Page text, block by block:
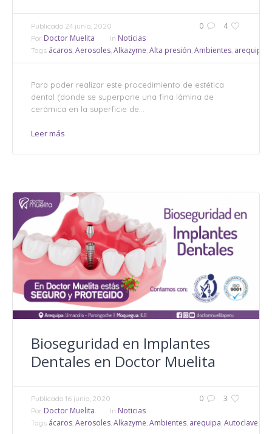
0 4
Publicado 24 junio, 2020
Por Doctor Muelita In Noticias
Tags ácaros, Aerosoles, Alkazyme, Alta presión, Ambientes, arequipa
Para poder realizar este procedimiento de estética
dental (donde se superpone una fina lámina de
cerámica en la superficie de...
Leer más
Bioseguridad en Implantes
Dentales en Doctor Muelita
0 3
Publicado 16 junio, 2020
Por Doctor Muelita In Noticias
Tags ácaros, Aerosoles, Alkazyme, Ambientes, arequipa, Autoclave,